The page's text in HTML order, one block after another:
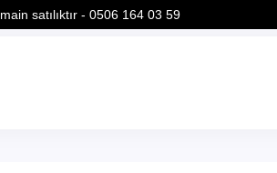
satılıktır - 0506 164 03 59